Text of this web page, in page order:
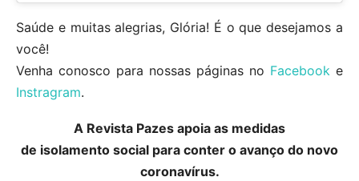
Saúde e muitas alegrias, Glória! É o que desejamos a
você!
Venha conosco para nossas páginas no Facebook e
Instragram.
A Revista Pazes apoia as medidas
de isolamento social para conter o avanço do novo
coronavírus.